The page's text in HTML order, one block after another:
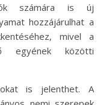
számára is új
hozzájárulhat a
mivel a
egyének közötti
is jelenthet. A